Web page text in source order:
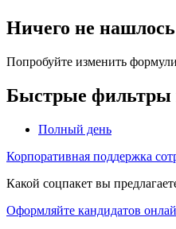
Ничего не нашлось
Попробуйте изменить
Быстрые фильтры
Полный день
Корпоративная поддержка
Какой соцпакет вы
Оформляйте кандидатов